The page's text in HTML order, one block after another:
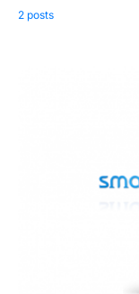
2 posts